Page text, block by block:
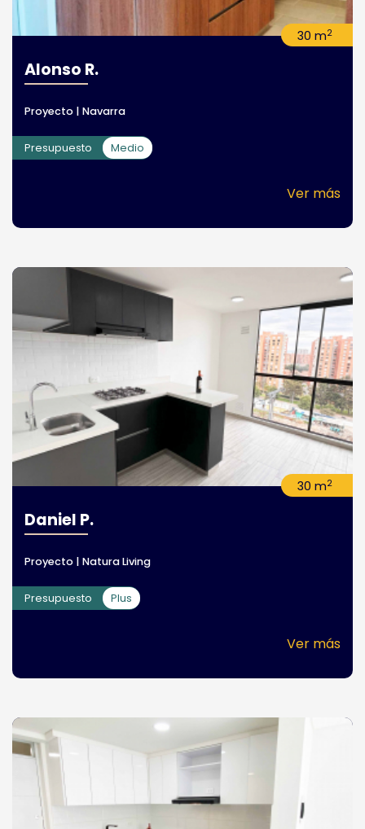
30 m2
Alonso R.
Proyecto | Navarra
Presupuesto Medio
Ver más
30 m2
Daniel P.
Proyecto | Natura Living
Presupuesto Plus
Ver más